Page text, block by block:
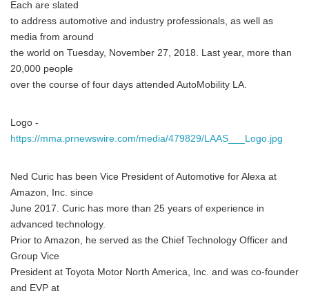
Each are slated
to address automotive and industry professionals, as well as
media from around
the world on Tuesday, November 27, 2018. Last year, more than
20,000 people
over the course of four days attended AutoMobility LA.
Logo -
https://mma.prnewswire.com/media/479829/LAAS___Logo.jpg
Ned Curic has been Vice President of Automotive for Alexa at
Amazon, Inc. since
June 2017. Curic has more than 25 years of experience in
advanced technology.
Prior to Amazon, he served as the Chief Technology Officer and
Group Vice
President at Toyota Motor North America, Inc. and was co-founder
and EVP at